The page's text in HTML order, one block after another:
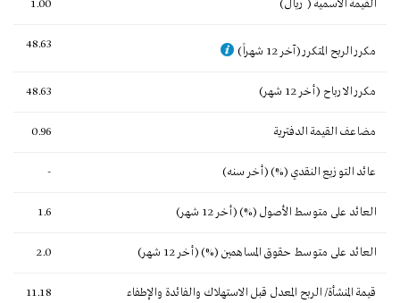
القيمة الاسمية ( ريال) 1.00
مكرر الربح المتكرر (آخر 12 شهراً) 48.63
مكرر الارباح (أخر 12 شهر) 48.63
مضاعف القيمة الدفترية 0.96
عائد التوزيع النقدي (%) (أخر سنه) -
العائد على متوسط الأصول (%) (أخر 12 شهر) 1.6
العائد على متوسط حقوق المساهمين (%) (أخر 12 شهر) 2.0
قيمة المنشأة/ الربح المعدل قبل الاستهلاك والفائدة والإطفاء 11.18